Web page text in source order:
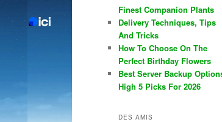
Finest Companion Plants
Delivery Techniques, Tips
And Tricks
How To Choose On The
Perfect Birthday Flowers
Best Server Backup
High 5 Picks For 2026
DES AMIS